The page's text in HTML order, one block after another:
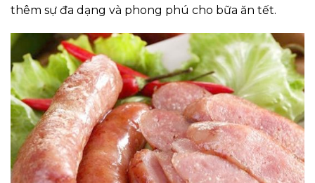
thêm sự đa dạng và phong phú cho bữa ăn tết.